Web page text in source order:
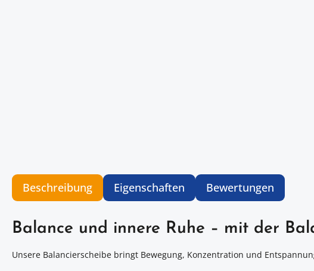
Beschreibung Eigenschaften Bewertungen
Balance und innere Ruhe – mit der
Unsere Balancierscheibe bringt Bewegung, Konzentration und